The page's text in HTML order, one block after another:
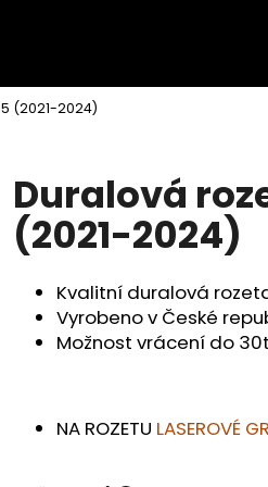
(2021-2024)
Duralová
(2021-2024)
Kvalitní duralová
Vyrobeno v České
Možnost vrácení do
NA ROZETU LASEROVÉ
HLEDAT